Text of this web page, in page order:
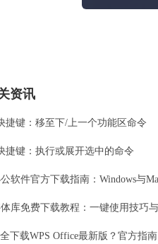
资讯
捷键：移至下/上一个功能区命令
捷键：执行或展开选中的命令
下载WPS Office最新版？官方指南